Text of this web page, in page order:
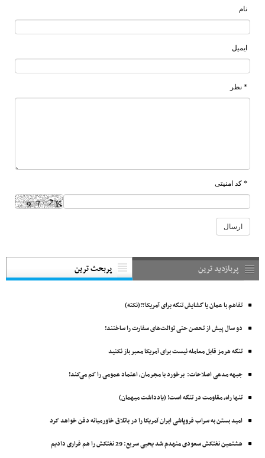
نام
ایمیل
* نظر
* کد امنیتی
پربازدید ترین پربحث ترین
تفاهم با عمان یا گشایش تنگه برای آمریکا؟!(نکته)
دو سال پیش از تحصن حتی توالت‌های سفارت را ساختند!
تنگه هرمز قابل معامله نیست برای آمریکا معبر باز نکنید
جبهه مدعی اصلاحات: برخورد با مجرمان، اعتماد عمومی را کم می‌کند!
تنها راه، مقاومت در تنگه است! (یادداشت میهمان)
امید بستن به سراب فروپاشی ایران آمریکا را در باتلاق خاورمیانه دفن خواهد کرد
هشتمین نفتکش ‌سعودی منهدم شد یحیی سریع: 29 نفتکش را هم فراری دادیم